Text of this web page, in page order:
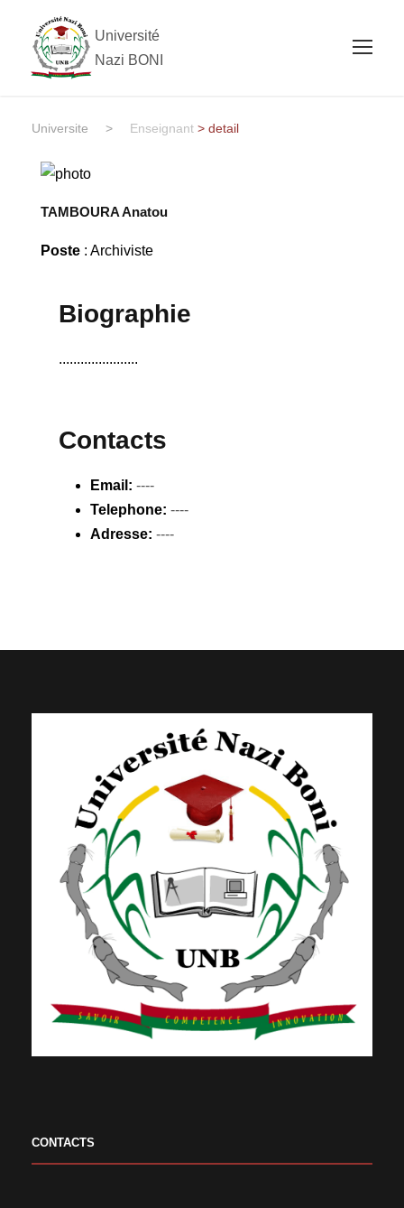
Université
Nazi BONI
Universite > Enseignant > detail
TAMBOURA Anatou
Poste: Archiviste
Biographie
......................
Contacts
Email: ----
Telephone: ----
Adresse: ----
CONTACTS